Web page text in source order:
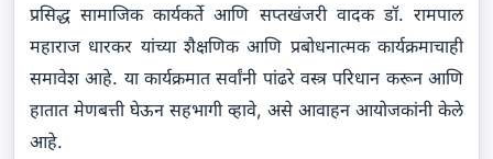
प्रसिद्ध सामाजिक कार्यकर्ते आणि सप्तखंजरी वादक डॉ. रामपाल
महाराज धारकर यांच्या शैक्षणिक आणि प्रबोधनात्मक कार्यक्रमाचाही
समावेश आहे. या कार्यक्रमात सर्वांनी पांढरे वस्त्र परिधान करून आणि
हातात मेणबत्ती घेऊन सहभागी व्हावे, असे आवाहन आयोजकांनी केले
आहे.